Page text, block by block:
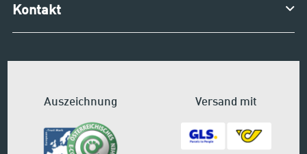
Kontakt
Auszeichnung Versand mit